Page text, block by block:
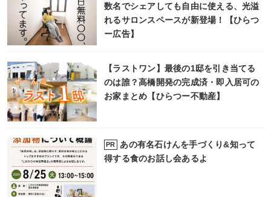
数名でシェアしても自由に使える、光溢
れるサロンスペースが新登場！【ひらつ
ー広告】
【ラストワン】最後の1邸を引き当てる
のは誰？高橋開発の完成済・即入居可の
お家まとめ【ひらつー不動産】
PR
あの有名石けんを手づくり&知って
得する食のお話し会あるよ